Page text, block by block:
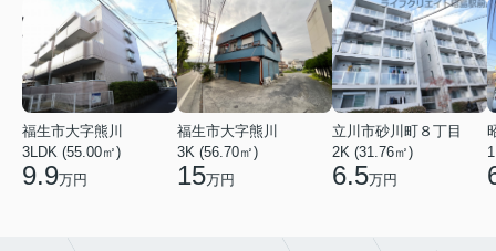
福生市大字熊川
3LDK (55.00㎡)
9.9万円
福生市大字熊川
3K (56.70㎡)
15万円
立川市砂川町８丁目
2K (31.76㎡)
6.5万円